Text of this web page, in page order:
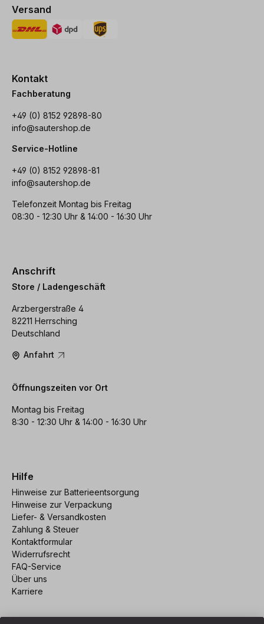
Versand
Kontakt
Fachberatung
+49 (0) 8152 92898-80
info@sautershop.de
Service-Hotline
+49 (0) 8152 92898-81
info@sautershop.de
Telefonzeit Montag bis Freitag
08:30 - 12:30 Uhr & 14:00 - 16:30 Uhr
Anschrift
Store / Ladengeschäft
Arzbergerstraße 4
82211 Herrsching
Deutschland
Anfahrt
Öffnungszeiten vor Ort
Montag bis Freitag
8:30 - 12:30 Uhr & 14:00 - 16:30 Uhr
Hilfe
Hinweise zur Batterieentsorgung
Hinweise zur Verpackung
Liefer- & Versandkosten
Zahlung & Steuer
Kontaktformular
Widerrufsrecht
FAQ-Service
Über uns
Karriere